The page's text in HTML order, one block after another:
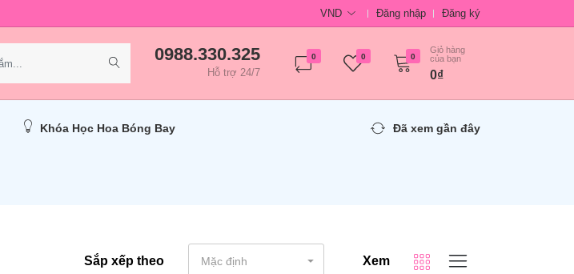
VND Đăng nhập Đăng ký
0988.330.325
Hỗ trợ 24/7
0 0 0
Giỏ hàng
của bạn
0₫
Khóa Học Hoa Bóng Bay Đã xem gần đây
Sắp xếp theo Mặc định Xem